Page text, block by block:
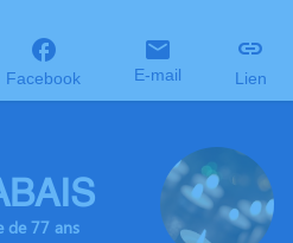
Facebook E-mail Lien
de 77 ans